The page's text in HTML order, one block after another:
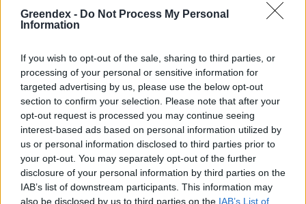
Greendex - Do Not Process My Personal
Information
If you wish to opt-out of the sale, sharing to third parties, or
processing of your personal or sensitive information for
targeted advertising by us, please use the below opt-out
section to confirm your selection. Please note that after your
opt-out request is processed you may continue seeing
interest-based ads based on personal information utilized by
us or personal information disclosed to third parties prior to
your opt-out. You may separately opt-out of the further
disclosure of your personal information by third parties on the
IAB’s list of downstream participants. This information may
also be disclosed by us to third parties on the IAB’s List of